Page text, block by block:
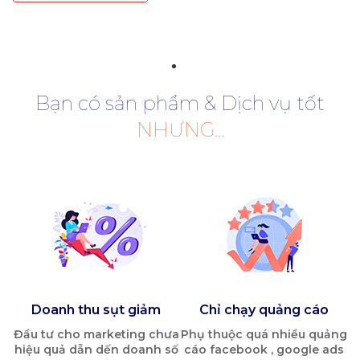
Bạn có sản phẩm & Dịch vụ tốt
NHƯNG...
Doanh thu sụt giảm
Đầu tư cho marketing chưa
hiệu quả dẫn dến doanh số
Chỉ chạy quảng cáo
Phụ thuộc quá nhiều quảng
cáo facebook , google ads